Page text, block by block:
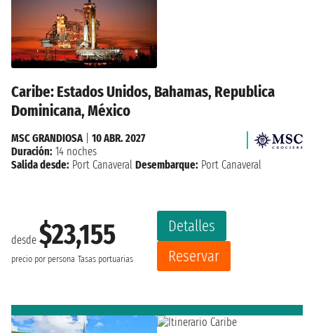
Caribe: Estados Unidos, Bahamas, Republica
Dominicana, México
desde $23,155
precio por persona Tasas portuarias
Detalles
Reservar
MSC GRANDIOSA| 10 ABR. 2027
Duración: 14 noches
Salida desde: Port Canaveral Desembarque: Port Canaveral